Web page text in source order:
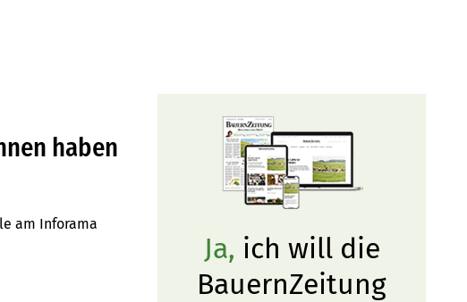
haben
am Inforama
Ja, ich will die
BauernZeitung